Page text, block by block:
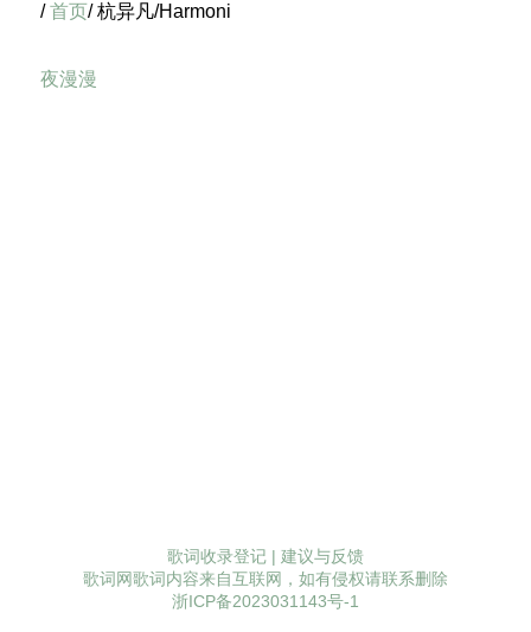
/首页/ 杭异凡/Harmoni
夜漫漫
歌词收录登记 | 建议与反馈
歌词网歌词内容来自互联网，如有侵权请联系删除
浙ICP备2023031143号-1